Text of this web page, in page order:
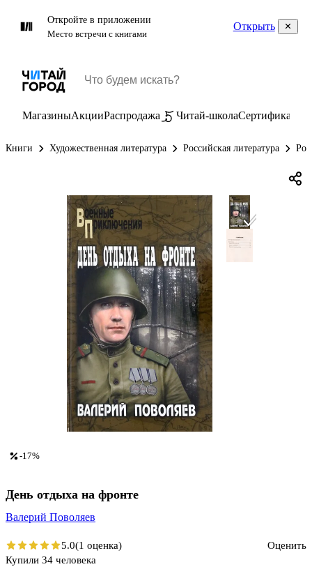
Откройте в приложении
Место встречи с книгами
Открыть
МагазиныАкцииРаспродажа Читай-школаСертификаты
Книги Художественная литература Российская литература
-17%
День отдыха на фронте
Валерий Поволяев
5.0(1 оценка)
Оценить
Купили 34 человека